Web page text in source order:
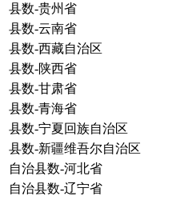
县数-贵州省
县数-云南省
县数-西藏自治区
县数-陕西省
县数-甘肃省
县数-青海省
县数-宁夏回族自治区
县数-新疆维吾尔自治区
自治县数-河北省
自治县数-辽宁省